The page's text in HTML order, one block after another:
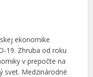
ekonomike
19. Zhruba od roku
v prepočte na
svet. Medzinárodné